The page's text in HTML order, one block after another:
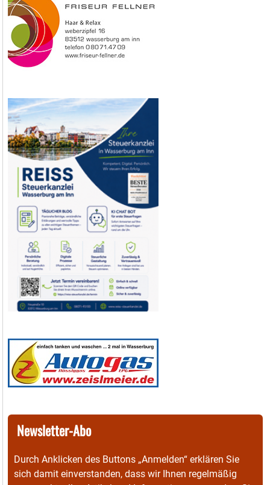
Newsletter-Abo
Durch Anklicken des Buttons „Anmelden“ erklären Sie
sich damit einverstanden, dass wir Ihnen regelmäßig